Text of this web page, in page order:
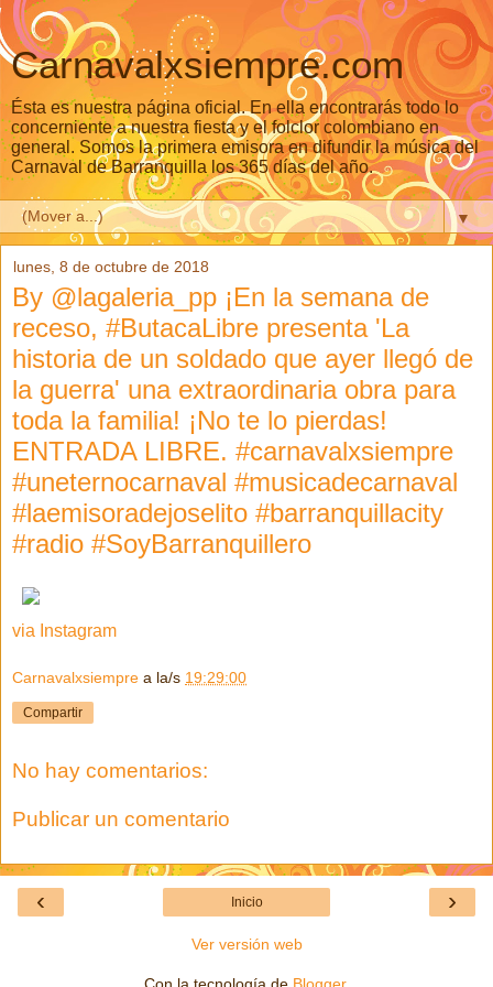
Carnavalxsiempre.com
Ésta es nuestra página oficial. En ella encontrarás todo lo
concerniente a nuestra fiesta y el folclor colombiano en
general. Somos la primera emisora en difundir la música del
Carnaval de Barranquilla los 365 días del año.
▼
lunes, 8 de octubre de 2018
By @lagaleria_pp ¡En la semana de
receso, #ButacaLibre presenta 'La
historia de un soldado que ayer llegó de
la guerra' una extraordinaria obra para
toda la familia! ¡No te lo pierdas!
ENTRADA LIBRE. #carnavalxsiempre
#uneternocarnaval #musicadecarnaval
#laemisoradejoselito #barranquillacity
#radio #SoyBarranquillero
via Instagram
Carnavalxsiempre a la/s 19:29:00
Compartir
No hay comentarios:
Publicar un comentario
‹ ›
Inicio
Ver versión web